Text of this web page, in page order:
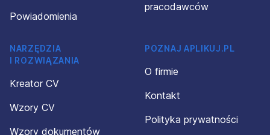
Powiadomienia
pracodawców
NARZĘDZIA
I ROZWIĄZANIA
Kreator CV
Wzory CV
Wzory dokumentów
POZNAJ APLIKUJ.PL
O firmie
Kontakt
Polityka prywatności